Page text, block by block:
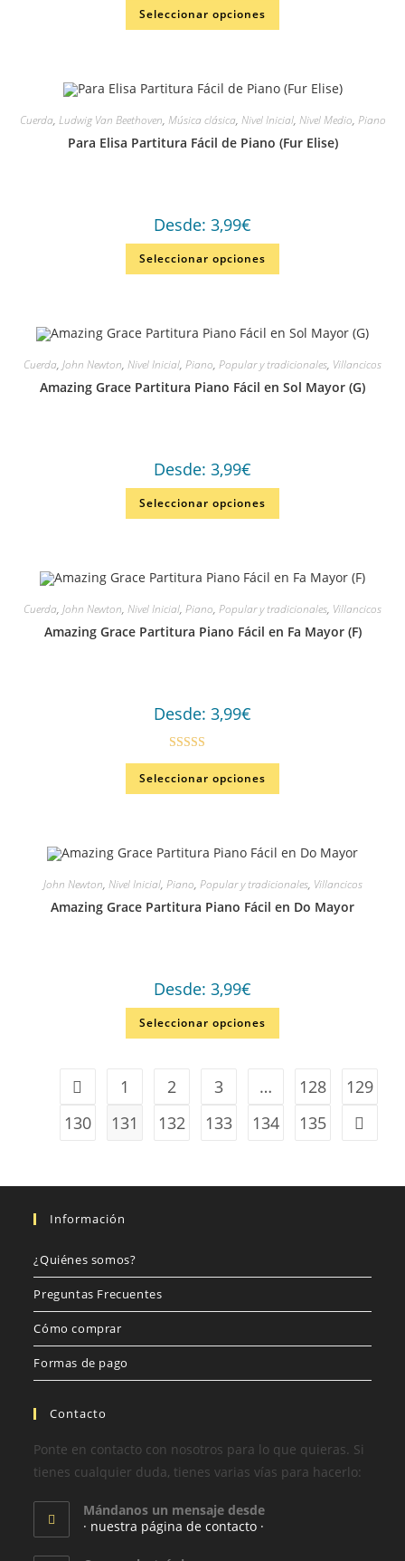
Seleccionar opciones
Cuerda, Ludwig Van Beethoven, Música clásica, Nivel Inicial, Nivel Medio, Piano
Para Elisa Partitura Fácil de Piano (Fur Elise)
Desde: 3,99€
Seleccionar opciones
Cuerda, John Newton, Nivel Inicial, Piano, Popular y tradicionales, Villancicos
Amazing Grace Partitura Piano Fácil en Sol Mayor (G)
Desde: 3,99€
Seleccionar opciones
Cuerda, John Newton, Nivel Inicial, Piano, Popular y tradicionales, Villancicos
Amazing Grace Partitura Piano Fácil en Fa Mayor (F)
Desde: 3,99€
Valorado en
5.00de 5
Seleccionar opciones
John Newton, Nivel Inicial, Piano, Popular y tradicionales, Villancicos
Amazing Grace Partitura Piano Fácil en Do Mayor
Desde: 3,99€
Seleccionar opciones
1 2 3 … 128
129
130
131 132 133 134 135
Información
¿Quiénes somos?
Preguntas Frecuentes
Cómo comprar
Formas de pago
Contacto
Ponte en contacto con nosotros para lo que quieras. Si
tienes cualquier duda, tienes varias vías para hacerlo:
Mándanos un mensaje desde
· nuestra página de contacto ·